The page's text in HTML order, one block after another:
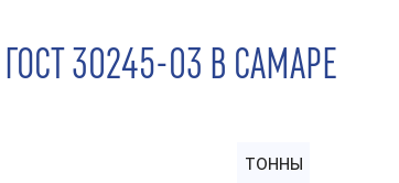
30245-03 В САМАРЕ
ТОННЫ